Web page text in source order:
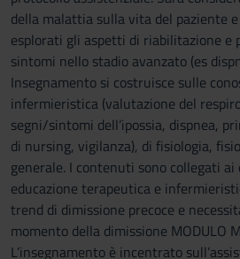
della malattia sulla vita del paziente
esplorati gli aspetti di riabilitazione e
sintomi nello stadio avanzato (es
Insegnamento si costruisce sulle
infermieristica (valutazione del
segni/sintomi dell’ipossia, dispnea,
di nursing, vigilanza), di fisiologia,
generale. I contenuti sono collegati ai
educazione terapeutica e
trend di dimissione precoce e
momento della dimissione MODULO
L’insegnamento è incentrato